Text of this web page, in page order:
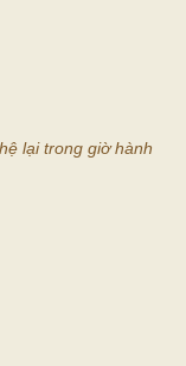
lại trong giờ hành